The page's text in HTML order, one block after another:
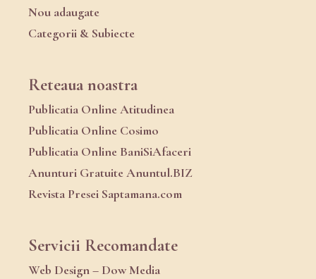
Nou adaugate
Categorii & Subiecte
Reteaua noastra
Publicatia Online Atitudinea
Publicatia Online Cosimo
Publicatia Online BaniSiAfaceri
Anunturi Gratuite Anuntul.BIZ
Revista Presei Saptamana.com
Servicii Recomandate
Web Design – Dow Media